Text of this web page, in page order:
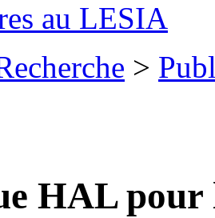
au LESIA
>
HAL pour